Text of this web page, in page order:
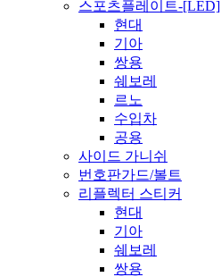
스포츠플레이트-[LED]
현대
기아
쌍용
쉐보레
르노
수입차
공용
사이드 가니쉬
번호판가드/볼트
리플렉터 스티커
현대
기아
쉐보레
쌍용